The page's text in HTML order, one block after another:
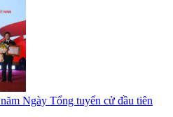
Ngày Tổng tuyển cử đầu tiên